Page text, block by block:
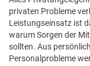
privaten Probleme
Leistungseinsatz ist
warum Sorgen der
sollten. Aus
Personalprobleme